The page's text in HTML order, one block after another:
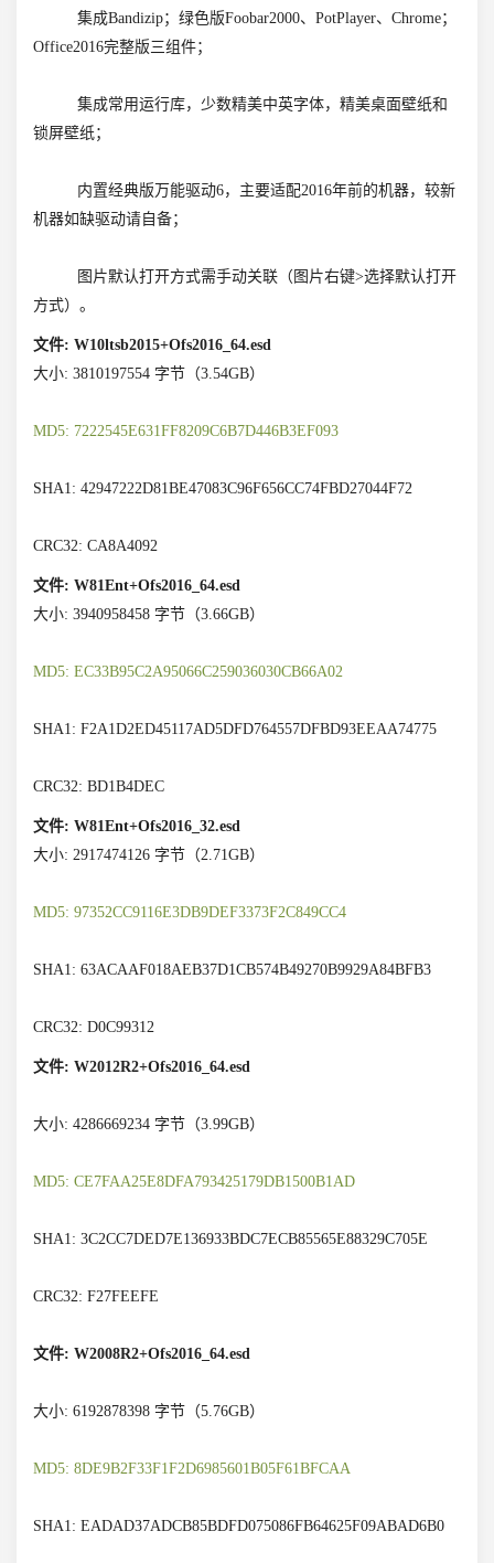
集成Bandizip；绿色版Foobar2000、PotPlayer、Chrome；
Office2016完整版三组件；
集成常用运行库，少数精美中英字体，精美桌面壁纸和
锁屏壁纸；
内置经典版万能驱动6，主要适配2016年前的机器，较新
机器如缺驱动请自备；
图片默认打开方式需手动关联（图片右键>选择默认打开
方式）。
文件: W10ltsb2015+Ofs2016_64.esd
大小: 3810197554 字节（3.54GB）
MD5: 7222545E631FF8209C6B7D446B3EF093
SHA1: 42947222D81BE47083C96F656CC74FBD27044F72
CRC32: CA8A4092
文件: W81Ent+Ofs2016_64.esd
大小: 3940958458 字节（3.66GB）
MD5: EC33B95C2A95066C259036030CB66A02
SHA1: F2A1D2ED45117AD5DFD764557DFBD93EEAA74775
CRC32: BD1B4DEC
文件: W81Ent+Ofs2016_32.esd
大小: 2917474126 字节（2.71GB）
MD5: 97352CC9116E3DB9DEF3373F2C849CC4
SHA1: 63ACAAF018AEB37D1CB574B49270B9929A84BFB3
CRC32: D0C99312
文件: W2012R2+Ofs2016_64.esd
大小: 4286669234 字节（3.99GB）
MD5: CE7FAA25E8DFA793425179DB1500B1AD
SHA1: 3C2CC7DED7E136933BDC7ECB85565E88329C705E
CRC32: F27FEEFE
文件: W2008R2+Ofs2016_64.esd
大小: 6192878398 字节（5.76GB）
MD5: 8DE9B2F33F1F2D6985601B05F61BFCAA
SHA1: EADAD37ADCB85BDFD075086FB64625F09ABAD6B0